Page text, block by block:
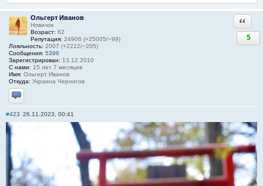
Ольгерт Иванов
Новичок
Возраст: 62
Репутация: 24906 (+25005/−99)
Лояльность: 2007 (+2212/−205)
Сообщения: 5396
Зарегистрирован: 13.12.2010
С нами: 15 лет 7 месяцев
Имя: Ольгерт Иванов
Откуда: Украина Чернигов
Отправить личное сообщение
5
#423 26.11.2023, 00:41